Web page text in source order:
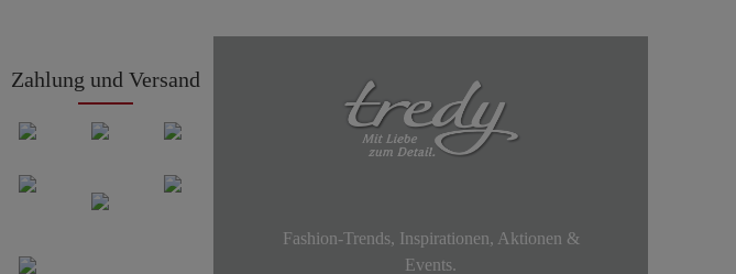
Zahlung und Versand
Fashion-Trends, Inspirationen, Aktionen &
Events.